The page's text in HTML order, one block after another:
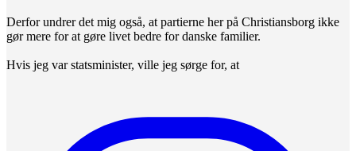
Derfor undrer det mig også, at partierne her på Christiansborg ikke
gør mere for at gøre livet bedre for danske familier.
Hvis jeg var statsminister, ville jeg sørge for, at